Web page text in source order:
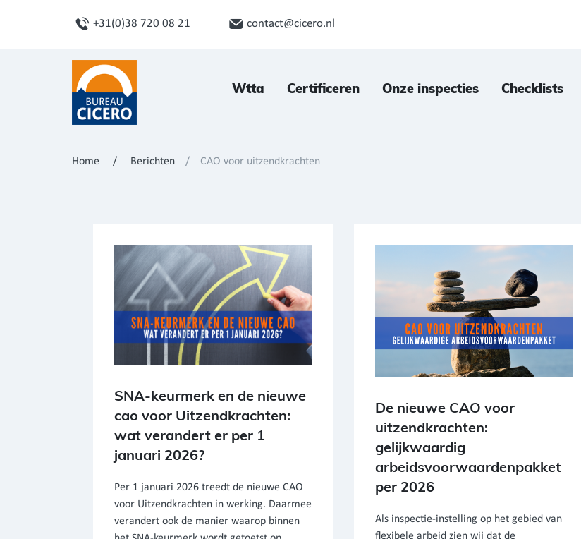
+31(0)38 720 08 21 contact@cicero.nl
Wtta Certificeren Onze inspecties Checklists
Home / Berichten / CAO voor uitzendkrachten
SNA-keurmerk en de nieuwe
cao voor Uitzendkrachten:
wat verandert er per 1
januari 2026?
Per 1 januari 2026 treedt de nieuwe CAO
voor Uitzendkrachten in werking. Daarmee
verandert ook de manier waarop binnen
De nieuwe CAO voor
uitzendkrachten:
gelijkwaardig
arbeidsvoorwaardenpakket
per 2026
Als inspectie-instelling op het gebied van
flexibele arbeid zien wij dat de